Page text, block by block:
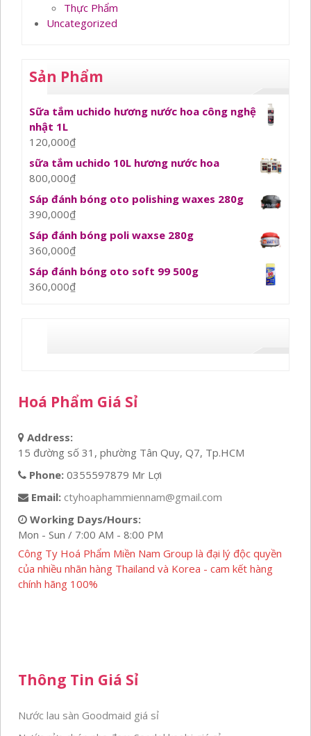
Thực Phẩm
Uncategorized
Sản Phẩm
Sữa tắm uchido hương nước hoa công nghệ
nhật 1L
120,000₫
sữa tắm uchido 10L hương nước hoa
800,000₫
Sáp đánh bóng oto polishing waxes 280g
390,000₫
Sáp đánh bóng poli waxse 280g
360,000₫
Sáp đánh bóng oto soft 99 500g
360,000₫
Hoá Phẩm Giá Sỉ
Address:
15 đường số 31, phường Tân Quy, Q7, Tp.HCM
Phone: 0355597879 Mr Lợi
Email: ctyhoaphammiennam@gmail.com
Working Days/Hours:
Mon - Sun / 7:00 AM - 8:00 PM
Công Ty Hoá Phẩm Miền Nam Group là đại lý độc quyền
của nhiều nhãn hàng Thailand và Korea - cam kết hàng
chính hãng 100%
Thông Tin Giá Sỉ
Nước lau sàn Goodmaid giá sỉ